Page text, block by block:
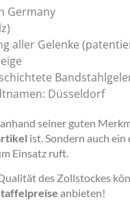
Germany
aller Gelenke
Düsseldorf
seiner guten
ist. Sondern auch ein
Einsatz ruft.
des Zollstockes
anbieten!